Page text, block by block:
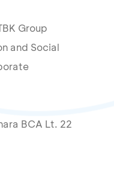
Group
and Social
BCA Lt. 22